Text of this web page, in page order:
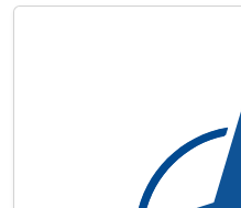
protection contre les
Lire la suite